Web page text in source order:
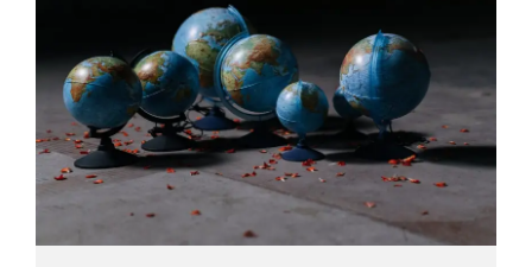
registrati cambiamenti sulla percezione della
sicurezza dei propri risparmi? Parto da una
considerazione scientifica. John Ioannidis, noto
professore di medicina, di epidemiologia e...